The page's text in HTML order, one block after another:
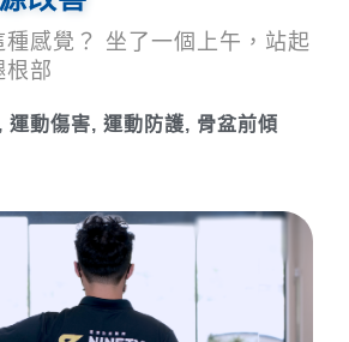
感覺？ 坐了一個上午，站起
根部
, 運動傷害, 運動防護, 骨盆前傾